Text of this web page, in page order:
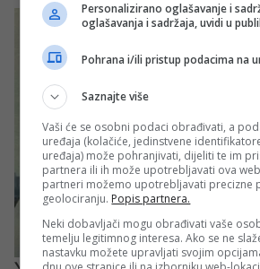
Personalizirano oglašavanje i
oglašavanja i sadržaja, uvidi u
Pohrana i/ili pristup podacima na
Saznajte više
Vaši će se osobni podaci obrađivati, a
uređaja (kolačiće, jedinstvene
uređaja) može pohranjivati, dijeliti te im
partnera ili ih može upotrebljavati ova
partneri možemo upotrebljavati precizne
geolociranju. Popis partnera.
Neki dobavljači mogu obrađivati vaše
temelju legitimnog interesa. Ako se ne
nastavku možete upravljati svojim